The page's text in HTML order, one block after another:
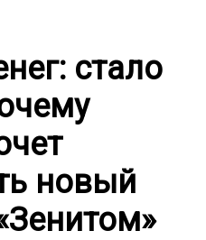
стало
новый